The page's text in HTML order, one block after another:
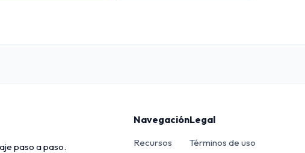
paso a paso.
Navegación
Recursos
Legal
Términos de uso